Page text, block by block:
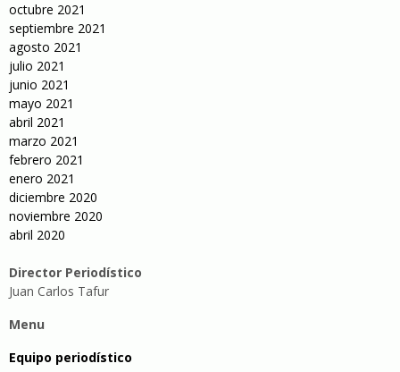
octubre 2021
septiembre 2021
agosto 2021
julio 2021
junio 2021
mayo 2021
abril 2021
marzo 2021
febrero 2021
enero 2021
diciembre 2020
noviembre 2020
abril 2020
Director Periodístico
Juan Carlos Tafur
Menu
Equipo periodístico